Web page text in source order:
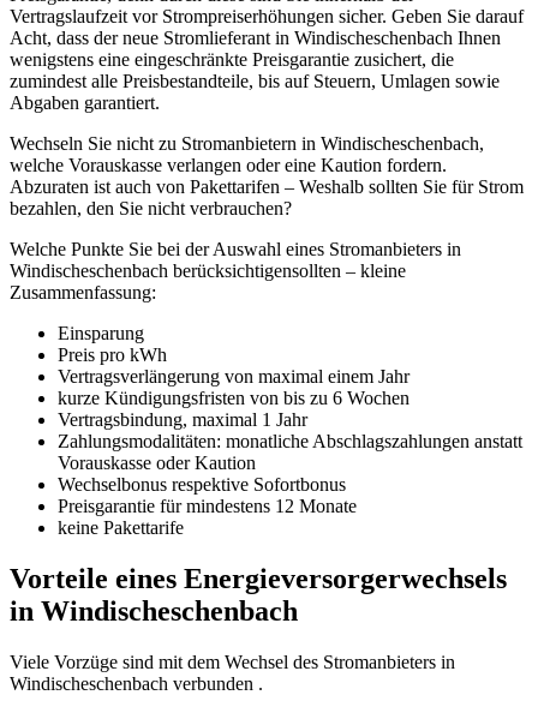
Vertragslaufzeit vor Strompreiserhöhungen sicher. Geben Sie darauf
Acht, dass der neue Stromlieferant in Windischeschenbach Ihnen
wenigstens eine eingeschränkte Preisgarantie zusichert, die
zumindest alle Preisbestandteile, bis auf Steuern, Umlagen sowie
Abgaben garantiert.
Wechseln Sie nicht zu Stromanbietern in Windischeschenbach,
welche Vorauskasse verlangen oder eine Kaution fordern.
Abzuraten ist auch von Pakettarifen – Weshalb sollten Sie für Strom
bezahlen, den Sie nicht verbrauchen?
Welche Punkte Sie bei der Auswahl eines Stromanbieters in
Windischeschenbach berücksichtigensollten – kleine
Zusammenfassung:
Einsparung
Preis pro kWh
Vertragsverlängerung von maximal einem Jahr
kurze Kündigungsfristen von bis zu 6 Wochen
Vertragsbindung, maximal 1 Jahr
Zahlungsmodalitäten: monatliche Abschlagszahlungen anstatt
Vorauskasse oder Kaution
Wechselbonus respektive Sofortbonus
Preisgarantie für mindestens 12 Monate
keine Pakettarife
Vorteile eines Energieversorgerwechsels
in Windischeschenbach
Viele Vorzüge sind mit dem Wechsel des Stromanbieters in
Windischeschenbach verbunden .